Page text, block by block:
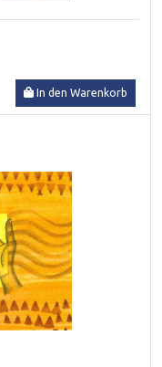
In den Warenkorb